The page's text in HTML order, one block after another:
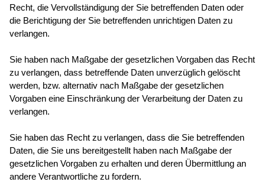
Recht, die Vervollständigung der Sie betreffenden Daten oder
die Berichtigung der Sie betreffenden unrichtigen Daten zu
verlangen.
Sie haben nach Maßgabe der gesetzlichen Vorgaben das Recht
zu verlangen, dass betreffende Daten unverzüglich gelöscht
werden, bzw. alternativ nach Maßgabe der gesetzlichen
Vorgaben eine Einschränkung der Verarbeitung der Daten zu
verlangen.
Sie haben das Recht zu verlangen, dass die Sie betreffenden
Daten, die Sie uns bereitgestellt haben nach Maßgabe der
gesetzlichen Vorgaben zu erhalten und deren Übermittlung an
andere Verantwortliche zu fordern.